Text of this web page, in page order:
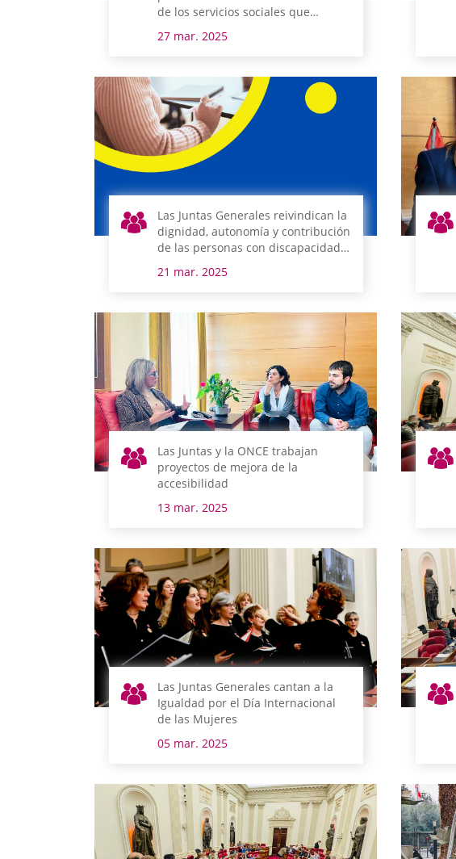
de los servicios sociales que
discapacidad en Álava y su futuro
27 mar. 2025
Las Juntas Generales reivindican la
dignidad, autonomía y contribución
de las personas con discapacidad
Síndrome de Down
21 mar. 2025
Las Juntas y la ONCE trabajan
proyectos de mejora de la
accesibilidad
13 mar. 2025
Las Juntas Generales cantan a la
Igualdad por el Día Internacional
de las Mujeres
05 mar. 2025